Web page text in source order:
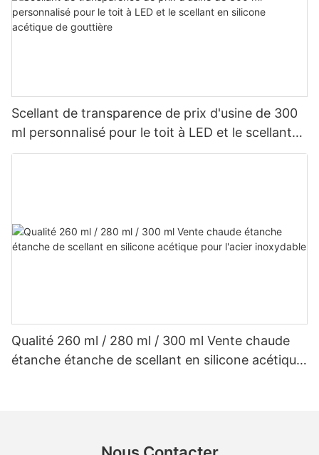
Scellant de transparence de prix d'usine de 300
ml personnalisé pour le toit à LED et le scellant
en silicone acétique de gouttière
Qualité 260 ml / 280 ml / 300 ml Vente chaude
étanche étanche de scellant en silicone acétique